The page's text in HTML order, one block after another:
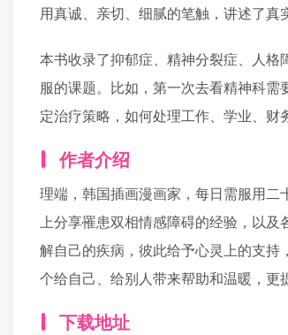
用真诚、亲切、细腻的笔触，讲述了真
本书收录了抑郁症、精神分裂症、人
服的课题。比如，第一次去看精神科
定治疗策略，如何处理工作、学业、
作者介绍
理端，韩国插画漫画家，每日需服用
上分享罹患双相情感障碍的经验，以
解自己的疾病，彼此给予心灵上的支持
个给自己、给别人带来帮助和温暖，更
下载地址